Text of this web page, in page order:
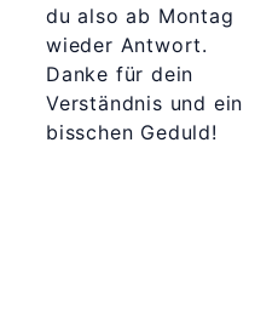
du also ab Montag
wieder Antwort.
Danke für dein
Verständnis und ein
bisschen Geduld!